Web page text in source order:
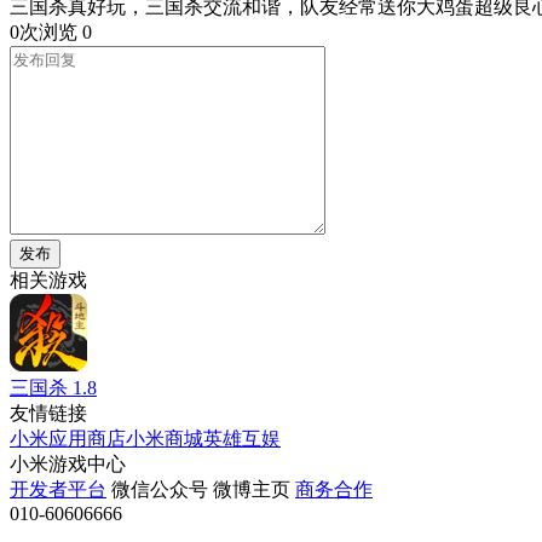
三国杀真好玩，三国杀交流和谐，队友经常送你大鸡蛋超级良
0次浏览 0
发布
相关游戏
三国杀 1.8
友情链接
小米应用商店小米商城英雄互娱
小米游戏中心
开发者平台 微信公众号 微博主页 商务合作
010-60606666